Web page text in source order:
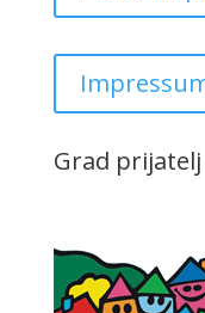
Grad prijatelj